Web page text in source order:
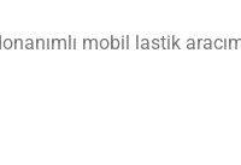
mobil lastik